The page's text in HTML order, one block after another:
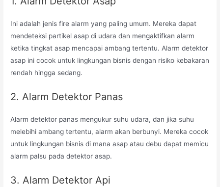
Ini adalah jenis fire alarm yang paling umum. Mereka dapat
mendeteksi partikel asap di udara dan mengaktifkan alarm
ketika tingkat asap mencapai ambang tertentu. Alarm detektor
asap ini cocok untuk lingkungan bisnis dengan risiko kebakaran
rendah hingga sedang.
2. Alarm Detektor Panas
Alarm detektor panas mengukur suhu udara, dan jika suhu
melebihi ambang tertentu, alarm akan berbunyi. Mereka cocok
untuk lingkungan bisnis di mana asap atau debu dapat memicu
alarm palsu pada detektor asap.
3. Alarm Detektor Api